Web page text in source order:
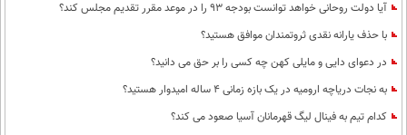
آیا دولت روحانی خواهد توانست بودجه 93 را در موعد مقرر تقدیم مجلس کند؟
با حذف یارانه نقدی ثروتمندان موافق هستید؟
در دعوای دایی و مایلی کهن چه کسی را بر حق می دانید؟
به نجات دریاچه ارومیه در یک بازه زمانی 4 ساله امیدوار هستید؟
کدام تیم به فینال لیگ قهرمانان آسیا صعود می کند؟